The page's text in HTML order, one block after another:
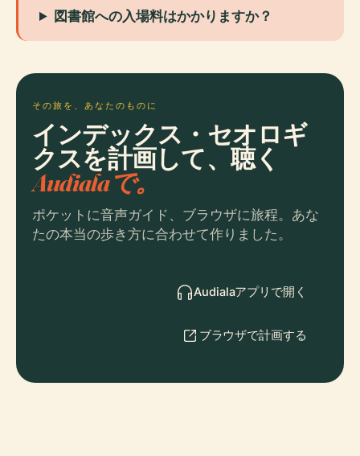
図書館への入場料はかかりますか？
その旅を、あなたのものに
インデックス・セオロギ
クスを計画して、聴く
Audialaで。
ポケットに音声ガイド、ブラウザに旅程。あな
たの本当の歩き方に合わせて作りました。
Audialaアプリで開く
ブラウザで計画する